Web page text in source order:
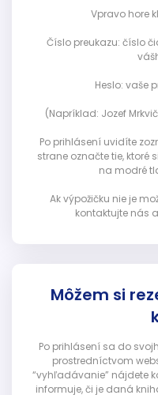
Vpravo hore
Číslo preukazu: číslo
Heslo: vaše
(Napríklad: Jozef
Po prihlásení uvidíte
strane označte tie, ktoré
na modré
Ak výpožičku nie je
kontaktujte nás
Môžem si
Po prihlásení sa do
prostredníctvom
“vyhľadávanie” nájdete
informuje, či je daná